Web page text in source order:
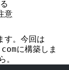
意
す。今回は
に構築しま
。